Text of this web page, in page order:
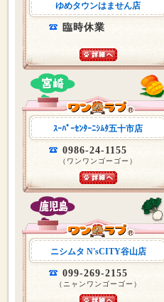
ゆめタウンはません店
臨時休業
ｽｰﾊﾟｰｾﾝﾀｰﾆｼﾑﾀ五十市店
0986-24-1155
（ワンワンゴーゴー）
ニシムタ N'sCITY谷山店
099-269-2155
（ニャンワンゴーゴー）